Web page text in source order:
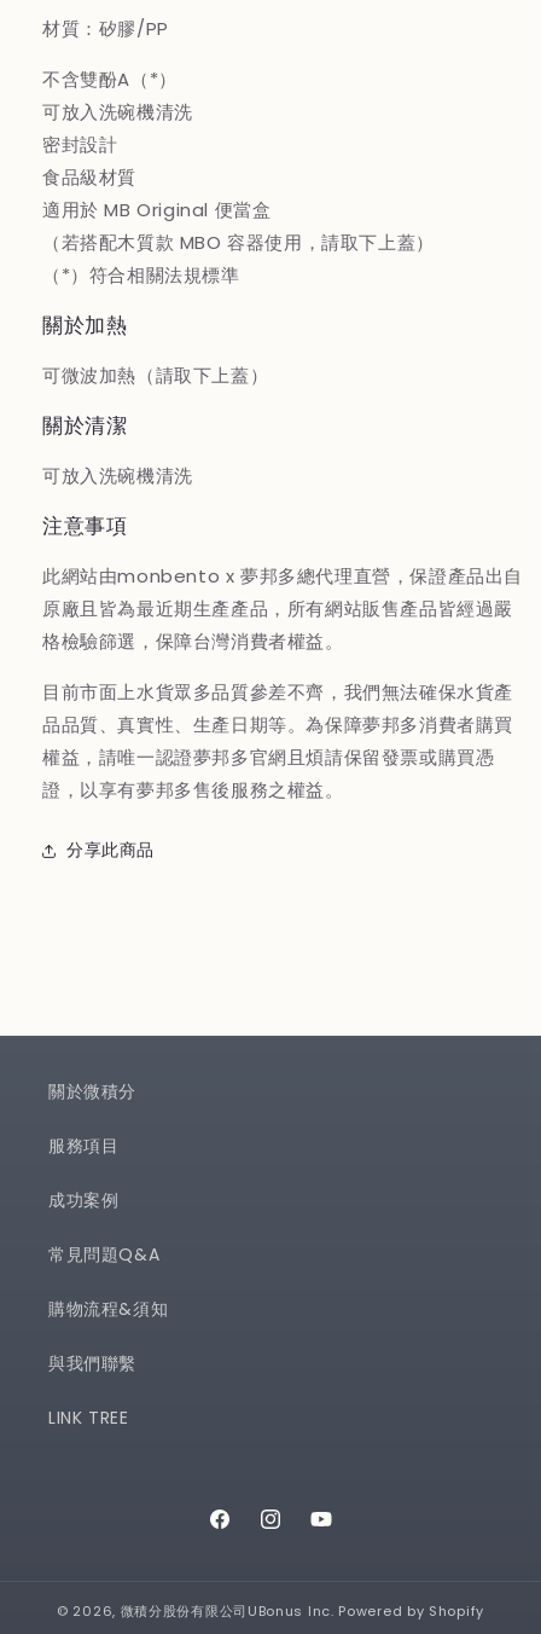
材質：矽膠/PP
不含雙酚A（*）
可放入洗碗機清洗
密封設計
食品級材質
適用於 MB Original 便當盒
（若搭配木質款 MBO 容器使用，請取下上蓋）
（*）符合相關法規標準
關於加熱
可微波加熱（請取下上蓋）
關於清潔
可放入洗碗機清洗
注意事項
此網站由monbento x 夢邦多總代理直營，保證產品出自
原廠且皆為最近期生產產品，所有網站販售產品皆經過嚴
格檢驗篩選，保障台灣消費者權益。
目前市面上水貨眾多品質參差不齊，我們無法確保水貨產
品品質、真實性、生產日期等。為保障夢邦多消費者購買
權益，請唯一認證夢邦多官網且煩請保留發票或購買憑
證，以享有夢邦多售後服務之權益。
分享此商品
關於微積分
服務項目
成功案例
常見問題Q&A
購物流程&須知
與我們聯繫
LINK TREE
FacebookInstagramYouTube
© 2026, 微積分股份有限公司UBonus Inc. Powered by Shopify